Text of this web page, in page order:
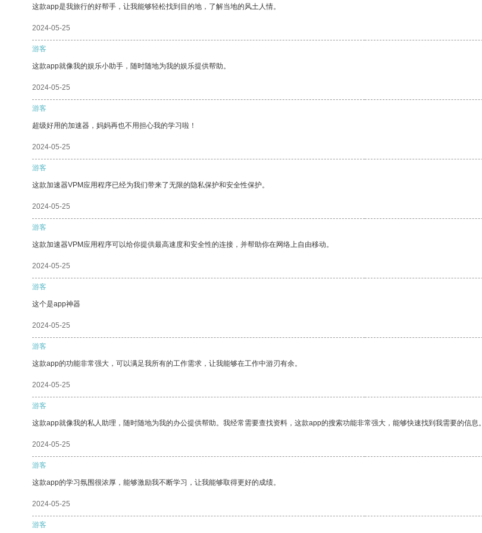
这款app是我旅行的好帮手，让我能够轻松找到目的地，了解当地的风土人情。
2024-05-25
游客
这款app就像我的娱乐小助手，随时随地为我的娱乐提供帮助。
2024-05-25
游客
超级好用的加速器，妈妈再也不用担心我的学习啦！
2024-05-25
游客
这款加速器VPM应用程序已经为我们带来了无限的隐私保护和安全性保护。
2024-05-25
游客
这款加速器VPM应用程序可以给你提供最高速度和安全性的连接，并帮助你在网络上自由移动。
2024-05-25
游客
这个是app神器
2024-05-25
游客
这款app的功能非常强大，可以满足我所有的工作需求，让我能够在工作中游刃有余。
2024-05-25
游客
这款app就像我的私人助理，随时随地为我的办公提供帮助。我经常需要查找资料，这款app的搜索功能非常强大，能够快速找到我需要的信息。
2024-05-25
游客
这款app的学习氛围很浓厚，能够激励我不断学习，让我能够取得更好的成绩。
2024-05-25
游客